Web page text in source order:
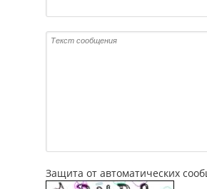
Защита от автоматических